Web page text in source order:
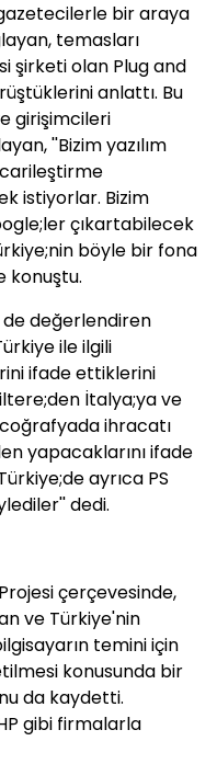
bir araya
temasları
şirketi olan Plug and
anlattı. Bu
girişimcileri
''Bizim yazılım
istiyorlar. Bizim
çıkartabilecek
böyle bir fona
konuştu.
de değerlendiren
ile ilgili
ifade ettiklerini
İtalya;ya ve
ihracatı
yapacaklarını ifade
ayrıca PS
dedi.
Projesi çerçevesinde,
ve Türkiye'nin
temini için
konusunda bir
da kaydetti.
gibi firmalarla